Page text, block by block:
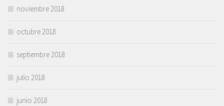
noviembre 2018
octubre 2018
septiembre 2018
julio 2018
junio 2018